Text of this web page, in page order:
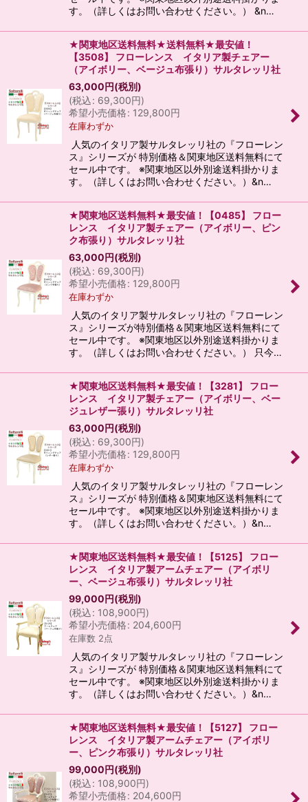
す。（詳しくはお問い合わせください。） &n…
★関東地区送料無料★送料無料★最安値！
【3508】 フローレンス イタリア製チェアー
（アイボリー、ベージュ布張り）サルタレッリ社
63,000円(税別)
(税込: 69,300円)
希望小売価格: 129,800円
在庫わずか
人気のイタリア製サルタレッリ社の『フローレン
ス』シリーズが 特別価格＆関東地区送料無料にて
セール中です。 ※関東地区以外別途送料掛かりま
す。（詳しくはお問い合わせください。）&n…
★関東地区送料無料★最安値！【0485】 フロー
レンス イタリア製チェアー（アイボリー、ピン
ク布張り）サルタレッリ社
63,000円(税別)
(税込: 69,300円)
希望小売価格: 129,800円
在庫わずか
人気のイタリア製サルタレッリ社の『フローレン
ス』シリーズが特別価格＆関東地区送料無料にて
セール中です。 ※関東地区以外別途送料掛かりま
す。（詳しくはお問い合わせください。） 只今…
★関東地区送料無料★最安値！【3281】 フロー
レンス イタリア製チェアー（アイボリー、ベー
ジュレザー張り）サルタレッリ社
63,000円(税別)
(税込: 69,300円)
希望小売価格: 129,800円
在庫わずか
人気のイタリア製サルタレッリ社の『フローレン
ス』シリーズが 特別価格＆関東地区送料無料にて
セール中です。 ※関東地区以外別途送料掛かりま
す。（詳しくはお問い合わせください。）&n…
★関東地区送料無料★最安値！【5125】 フロー
レンス イタリア製アームチェアー（アイボリ
ー、ベージュ布張り）サルタレッリ社
99,000円(税別)
(税込: 108,900円)
希望小売価格: 204,600円
在庫数 2点
人気のイタリア製サルタレッリ社の『フローレン
ス』シリーズが 特別価格＆関東地区送料無料にて
セール中です。 ※関東地区以外別途送料掛かりま
す。（詳しくはお問い合わせください。）&n…
★関東地区送料無料★最安値！【5127】 フロー
レンス イタリア製アームチェアー（アイボリ
ー、ピンク布張り）サルタレッリ社
99,000円(税別)
(税込: 108,900円)
希望小売価格: 204,600円